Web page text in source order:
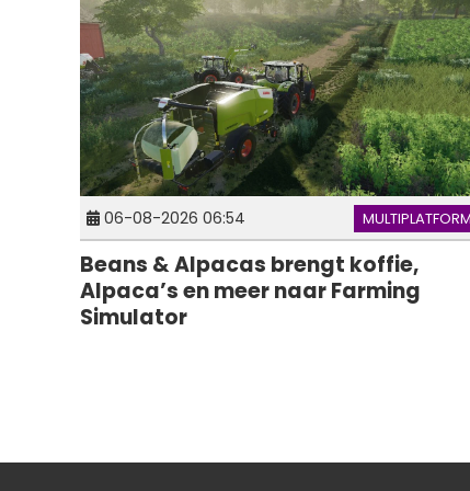
06-08-2026 06:54 MULTIPLATFORM
Beans & Alpacas brengt koffie,
Alpaca’s en meer naar Farming
Simulator